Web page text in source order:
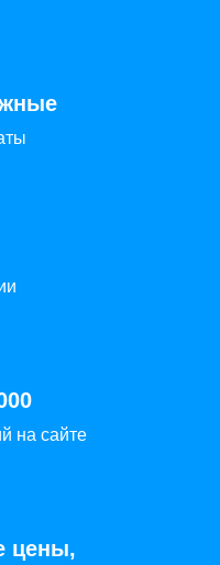
на сайте
цены,